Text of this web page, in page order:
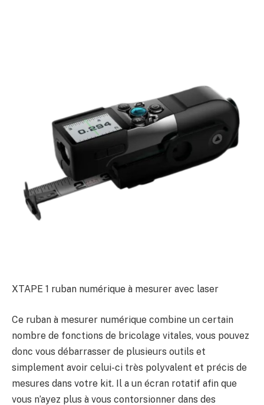
XTAPE 1 ruban numérique à mesurer avec laser
Ce ruban à mesurer numérique combine un certain
nombre de fonctions de bricolage vitales, vous pouvez
donc vous débarrasser de plusieurs outils et
simplement avoir celui-ci très polyvalent et précis de
mesures dans votre kit. Il a un écran rotatif afin que
vous n’ayez plus à vous contorsionner dans des